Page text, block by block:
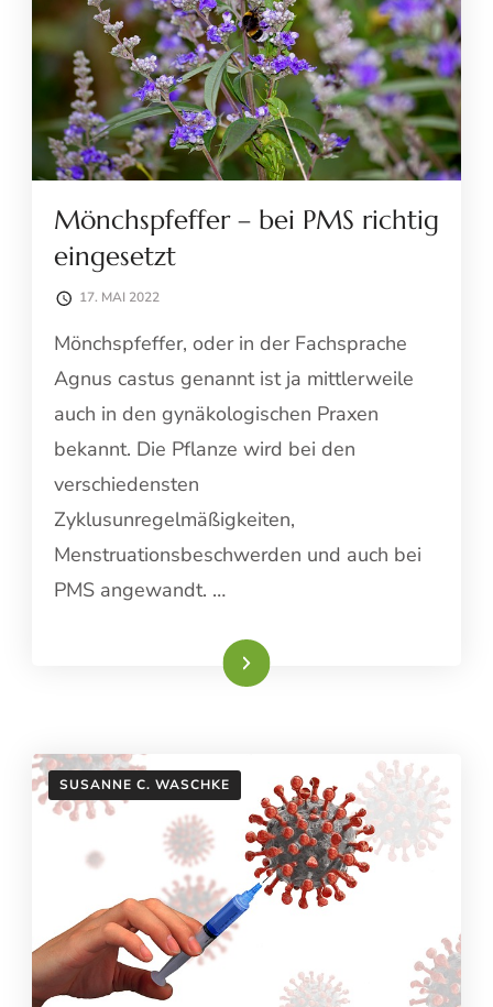
Mönchspfeffer – bei PMS richtig
eingesetzt
17. MAI 2022
Mönchspfeffer, oder in der Fachsprache
Agnus castus genannt ist ja mittlerweile
auch in den gynäkologischen Praxen
bekannt. Die Pflanze wird bei den
verschiedensten
Zyklusunregelmäßigkeiten,
Menstruationsbeschwerden und auch bei
PMS angewandt. …
Weiterlesen
SUSANNE C. WASCHKE